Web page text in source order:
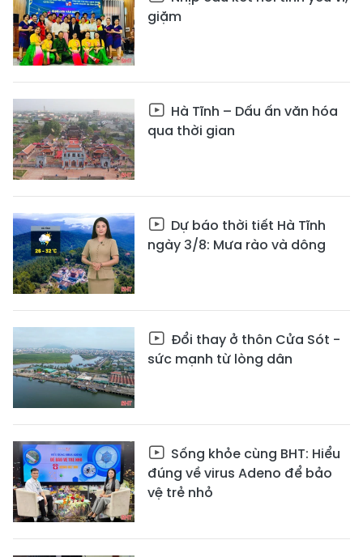
giặm
Hà Tĩnh – Dấu ấn văn hóa
qua thời gian
Dự báo thời tiết Hà Tĩnh
ngày 3/8: Mưa rào và dông
Đổi thay ở thôn Cửa Sót -
sức mạnh từ lòng dân
Sống khỏe cùng BHT: Hiểu
đúng về virus Adeno để bảo
vệ trẻ nhỏ